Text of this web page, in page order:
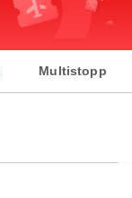
Multistopp